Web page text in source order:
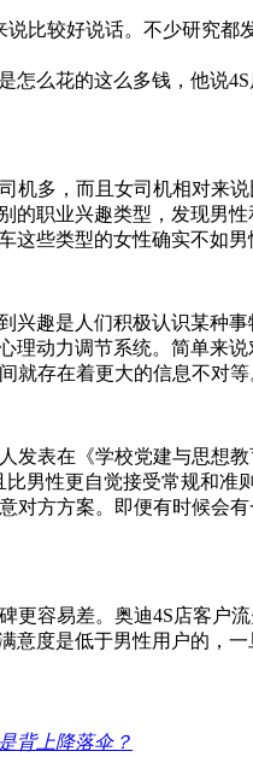
比较好说话。不少研究
花的这么多钱，他说4S
多，而且女司机相对来
职业兴趣类型，发现男
些类型的女性确实不如男
趣是人们积极认识某种
动力调节系统。简单来
就存在着更大的信息不对等
表在《学校党建与思想
男性更自觉接受常规和准
方方案。即便有时候会
容易差。奥迪4S店客户
度是低于男性用户的，
背上降落伞？